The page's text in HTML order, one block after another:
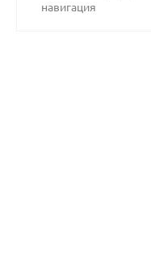
навигация